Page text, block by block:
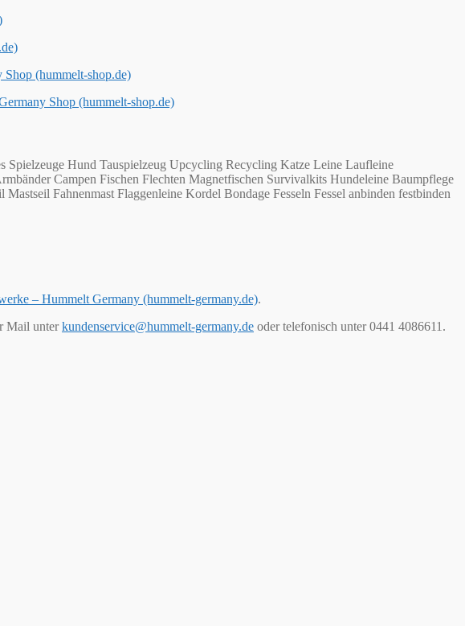
(hummelt-shop.de)
Shop (hummelt-shop.de)
Spielzeuge Hund Tauspielzeug Upcycling Recycling Katze Leine Laufleine
Campen Fischen Flechten Magnetfischen Survivalkits Hundeleine Baumpflege
Fahnenmast Flaggenleine Kordel Bondage Fesseln Fessel anbinden festbinden
– Hummelt Germany (hummelt-germany.de).
Mail unterkundenservice@hummelt-germany.de oder telefonisch unter 0441 4086611.